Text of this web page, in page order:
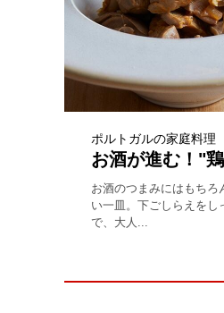
ポルトガルの家庭料理
お酒が進む！"
お酒のつまみにはもちろ
い一皿。下ごしらえを
で、大人...